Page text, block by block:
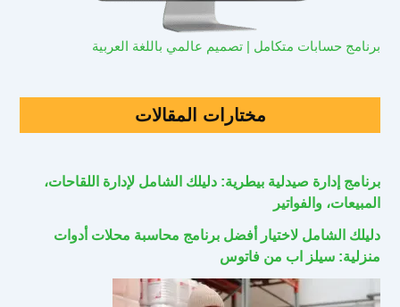
برنامج حسابات متكامل | تصميم عالمي باللغة العربية
مختارات المقالات
برنامج إدارة صيدلية بيطرية: دليلك الشامل لإدارة اللقاحات،
المبيعات، والفواتير
دليلك الشامل لاختيار أفضل برنامج محاسبة محلات أدوات
منزلية: سيلز اب من فاتوس